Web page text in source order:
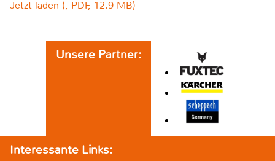
Jetzt laden (, PDF, 12.9 MB)
Unsere Partner:
Interessante Links: